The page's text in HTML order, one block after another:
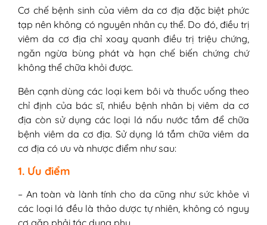
Cơ chế bệnh sinh của viêm da cơ địa đặc biệt phức
tạp nên không có nguyên nhân cụ thể. Do đó, điều trị
viêm da cơ địa chỉ xoay quanh điều trị triệu chứng,
ngăn ngừa bùng phát và hạn chế biến chứng chứ
không thể chữa khỏi được.
Bên cạnh dùng các loại kem bôi và thuốc uống theo
chỉ định của bác sĩ, nhiều bệnh nhân bị viêm da cơ
địa còn sử dụng các loại lá nấu nước tắm để chữa
bệnh viêm da cơ địa. Sử dụng lá tắm chữa viêm da
cơ địa có ưu và nhược điểm như sau:
1. Ưu điểm
– An toàn và lành tính cho da cũng như sức khỏe vì
các loại lá đều là thảo dược tự nhiên, không có nguy
cơ gặp phải tác dụng phụ.